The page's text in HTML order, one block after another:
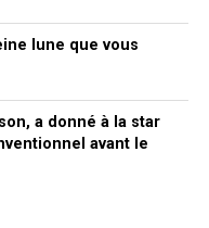
lune que vous
a donné à la star
avant le